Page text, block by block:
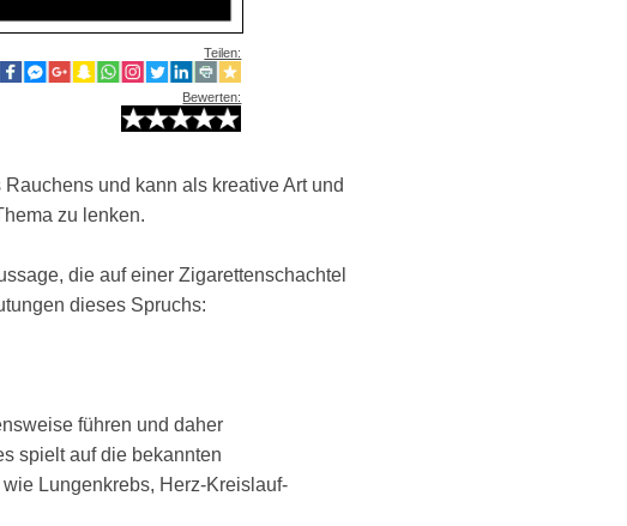
Teilen:
Bewerten:
und kann als kreative Art und
zu lenken.
die auf einer Zigarettenschachtel
dieses Spruchs:
führen und daher
spielt auf die bekannten
Lungenkrebs, Herz-Kreislauf-